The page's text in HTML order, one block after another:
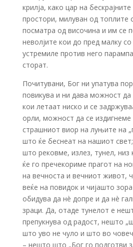
крилја, како цар на
простори, милуван од топлите
посматра од височина и им се
неволјите кои до пред малку
устремиле против него
сторат.
Почитувани, Бог ни упатува
повикува и ни дава можност
кои летаат ниско и се
орли, можност да се издигнеме
страшниот виор на луњите на
што ќе беснеат на нашиот
што рековме, излез, тунел, низ
ќе го пречекориме прагот на
на вечноста и вечниот живот,
веќе на повидок и чијашто
обидува да нè допре и да нè
зраци. Да, отаде тунелот е
препукнува од радост, нешто
што уво не чуло и што во
– нешто што „Бог го подготви